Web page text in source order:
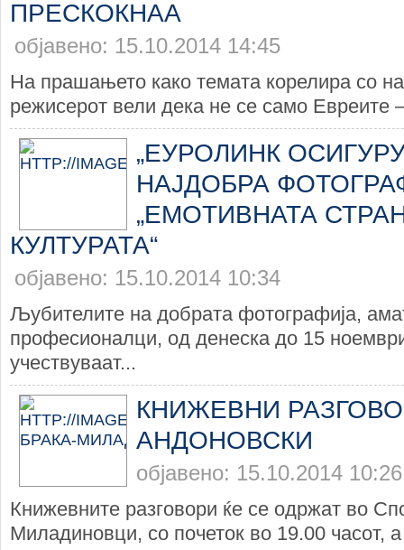
ПРЕСКОКНАА
објавено: 15.10.2014 14:45
На прашањето како темата корелира со
режисерот вели дека не се само Евреите
„ЕУРОЛИНК
НАЈДОБРА
„ЕМОТИВНАТА
КУЛТУРАТА“
објавено: 15.10.2014 10:34
Љубителите на добрата фотографија,
професионалци, од денеска до 15
учествуваат...
КНИЖЕВНИ
АНДОНОВСКИ
објавено: 15.10.2014 10:26
Книжевните разговори ќе се одржат во
Миладиновци, со почеток во 19.00 часот,